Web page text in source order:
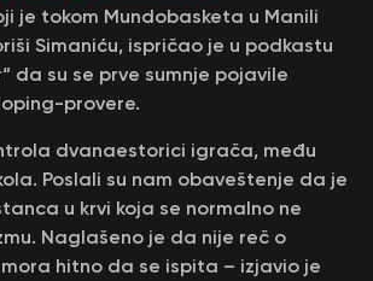
je tokom Mundobasketa u Manili
Simaniću, ispričao je u podkastu
da su se prve sumnje pojavile
provere.
dvanaestorici igrača, među
Poslali su nam obaveštenje da je
u krvi koja se normalno ne
Naglašeno je da nije reč o
hitno da se ispita – izjavio je